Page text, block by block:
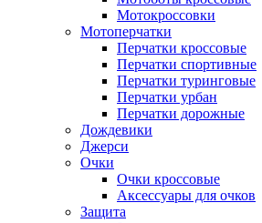
Мотокроссовки
Мотоперчатки
Перчатки кроссовые
Перчатки спортивные
Перчатки туринговые
Перчатки урбан
Перчатки дорожные
Дождевики
Джерси
Очки
Очки кроссовые
Аксессуары для очков
Защита